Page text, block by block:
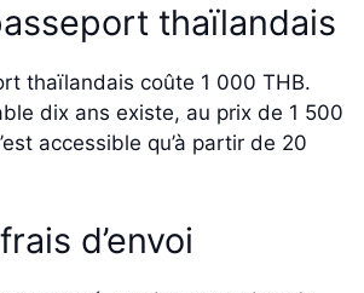
thaïlandais
thaïlandais coûte 1 000 THB.
dix ans existe, au prix de 1 500
accessible qu’à partir de 20
d’envoi